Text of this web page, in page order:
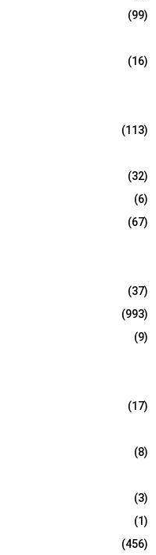
(99)
(16)
(113)
(32)
(6)
(67)
(37)
(993)
(9)
(17)
(8)
(3)
(1)
(456)